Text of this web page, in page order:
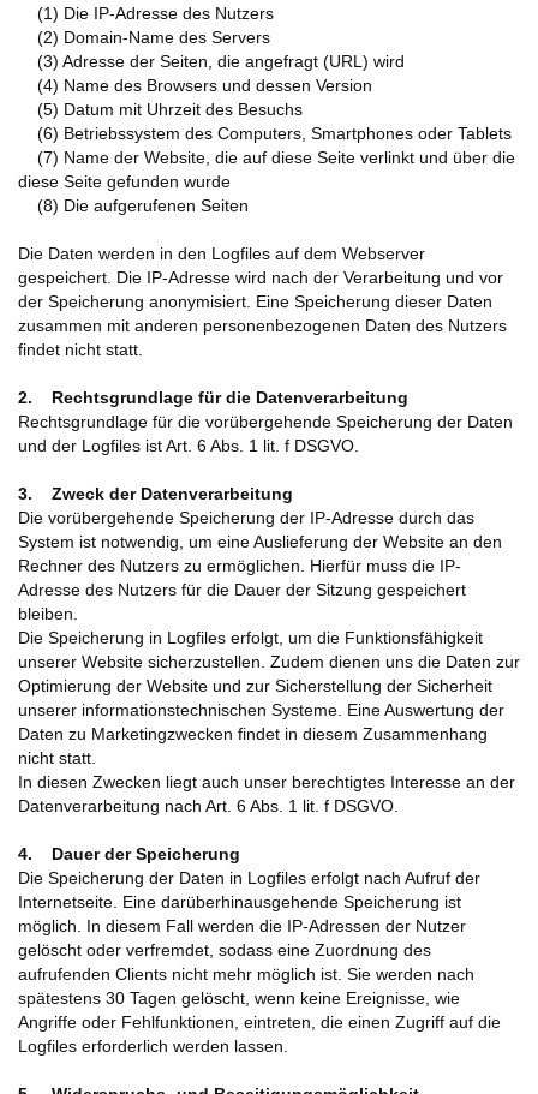
(1) Die IP-Adresse des Nutzers
(2) Domain-Name des Servers
(3) Adresse der Seiten, die angefragt (URL) wird
(4) Name des Browsers und dessen Version
(5) Datum mit Uhrzeit des Besuchs
(6) Betriebssystem des Computers, Smartphones oder Tablets
(7) Name der Website, die auf diese Seite verlinkt und über die
diese Seite gefunden wurde
(8) Die aufgerufenen Seiten
Die Daten werden in den Logfiles auf dem Webserver
gespeichert. Die IP-Adresse wird nach der Verarbeitung und vor
der Speicherung anonymisiert. Eine Speicherung dieser Daten
zusammen mit anderen personenbezogenen Daten des Nutzers
findet nicht statt.
2. Rechtsgrundlage für die Datenverarbeitung
Rechtsgrundlage für die vorübergehende Speicherung der Daten
und der Logfiles ist Art. 6 Abs. 1 lit. f DSGVO.
3. Zweck der Datenverarbeitung
Die vorübergehende Speicherung der IP-Adresse durch das
System ist notwendig, um eine Auslieferung der Website an den
Rechner des Nutzers zu ermöglichen. Hierfür muss die IP-
Adresse des Nutzers für die Dauer der Sitzung gespeichert
bleiben.
Die Speicherung in Logfiles erfolgt, um die Funktionsfähigkeit
unserer Website sicherzustellen. Zudem dienen uns die Daten zur
Optimierung der Website und zur Sicherstellung der Sicherheit
unserer informationstechnischen Systeme. Eine Auswertung der
Daten zu Marketingzwecken findet in diesem Zusammenhang
nicht statt.
In diesen Zwecken liegt auch unser berechtigtes Interesse an der
Datenverarbeitung nach Art. 6 Abs. 1 lit. f DSGVO.
4. Dauer der Speicherung
Die Speicherung der Daten in Logfiles erfolgt nach Aufruf der
Internetseite. Eine darüberhinausgehende Speicherung ist
möglich. In diesem Fall werden die IP-Adressen der Nutzer
gelöscht oder verfremdet, sodass eine Zuordnung des
aufrufenden Clients nicht mehr möglich ist. Sie werden nach
spätestens 30 Tagen gelöscht, wenn keine Ereignisse, wie
Angriffe oder Fehlfunktionen, eintreten, die einen Zugriff auf die
Logfiles erforderlich werden lassen.